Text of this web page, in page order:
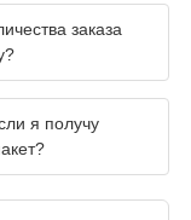
заказа
я получу